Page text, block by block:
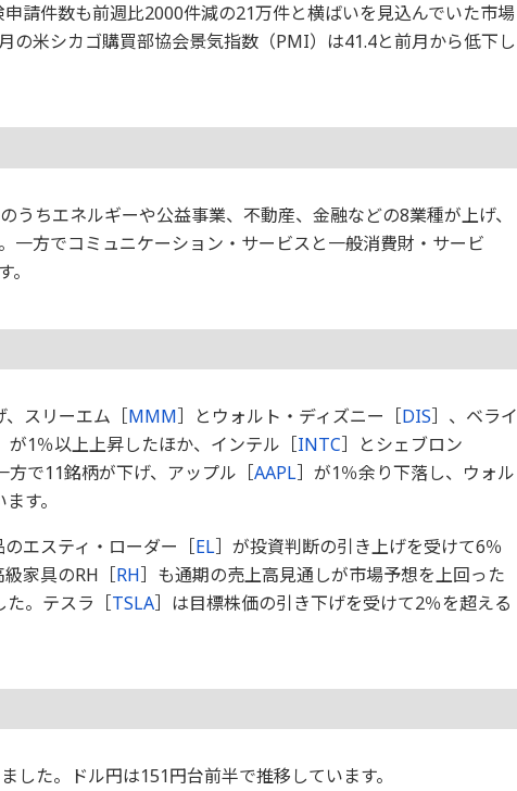
請件数も前週比2000件減の21万件と横ばいを見込んでいた市場
の米シカゴ購買部協会景気指数（PMI）は41.4と前月から低下し
うちエネルギーや公益事業、不動産、金融などの8業種が上げ、
一方でコミュニケーション・サービスと一般消費財・サービ
スリーエム［MMM］とウォルト・ディズニー［DIS］、ベライ
が1％以上上昇したほか、インテル［INTC］とシェブロン
方で11銘柄が下げ、アップル［AAPL］が1％余り下落し、ウォル
す。
エスティ・ローダー［EL］が投資判断の引き上げを受けて6％
家具のRH［RH］も通期の売上高見通しが市場予想を上回った
た。テスラ［TSLA］は目標株価の引き下げを受けて2％を超える
した。ドル円は151円台前半で推移しています。